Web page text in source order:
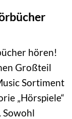
hören!
Großteil
Sortiment
„Hörspiele“
Sowohl